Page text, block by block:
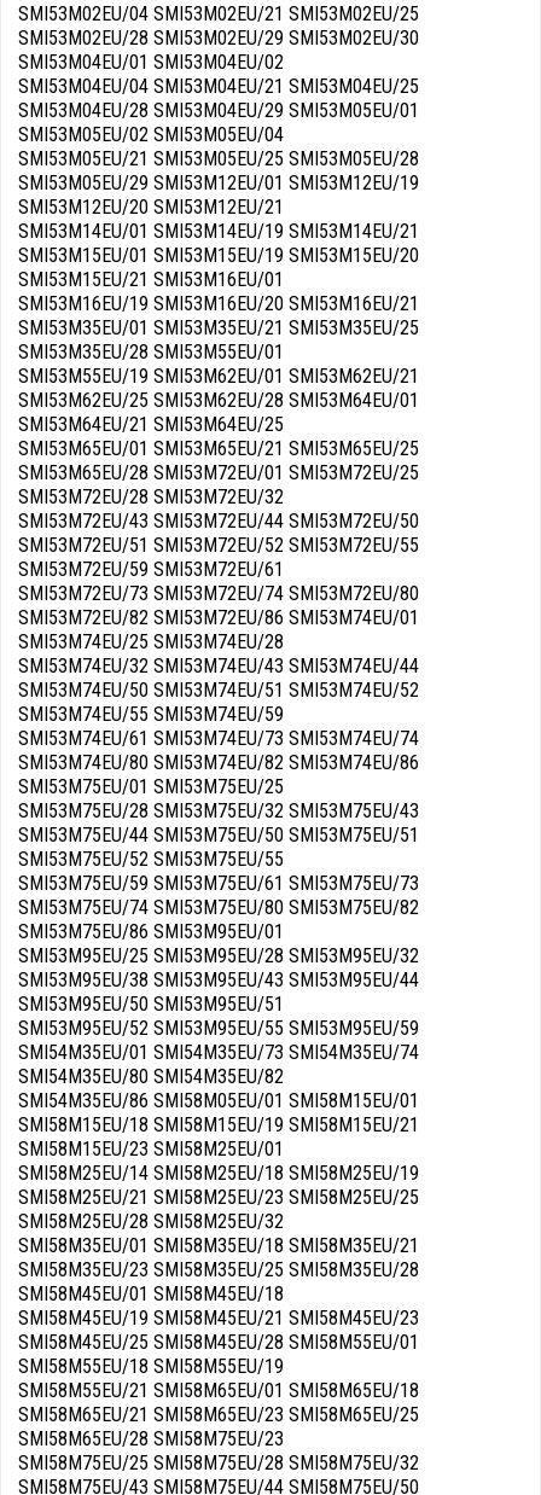
SMI53M02EU/04 SMI53M02EU/21 SMI53M02EU/25
SMI53M02EU/28 SMI53M02EU/29 SMI53M02EU/30
SMI53M04EU/01 SMI53M04EU/02
SMI53M04EU/04 SMI53M04EU/21 SMI53M04EU/25
SMI53M04EU/28 SMI53M04EU/29 SMI53M05EU/01
SMI53M05EU/02 SMI53M05EU/04
SMI53M05EU/21 SMI53M05EU/25 SMI53M05EU/28
SMI53M05EU/29 SMI53M12EU/01 SMI53M12EU/19
SMI53M12EU/20 SMI53M12EU/21
SMI53M14EU/01 SMI53M14EU/19 SMI53M14EU/21
SMI53M15EU/01 SMI53M15EU/19 SMI53M15EU/20
SMI53M15EU/21 SMI53M16EU/01
SMI53M16EU/19 SMI53M16EU/20 SMI53M16EU/21
SMI53M35EU/01 SMI53M35EU/21 SMI53M35EU/25
SMI53M35EU/28 SMI53M55EU/01
SMI53M55EU/19 SMI53M62EU/01 SMI53M62EU/21
SMI53M62EU/25 SMI53M62EU/28 SMI53M64EU/01
SMI53M64EU/21 SMI53M64EU/25
SMI53M65EU/01 SMI53M65EU/21 SMI53M65EU/25
SMI53M65EU/28 SMI53M72EU/01 SMI53M72EU/25
SMI53M72EU/28 SMI53M72EU/32
SMI53M72EU/43 SMI53M72EU/44 SMI53M72EU/50
SMI53M72EU/51 SMI53M72EU/52 SMI53M72EU/55
SMI53M72EU/59 SMI53M72EU/61
SMI53M72EU/73 SMI53M72EU/74 SMI53M72EU/80
SMI53M72EU/82 SMI53M72EU/86 SMI53M74EU/01
SMI53M74EU/25 SMI53M74EU/28
SMI53M74EU/32 SMI53M74EU/43 SMI53M74EU/44
SMI53M74EU/50 SMI53M74EU/51 SMI53M74EU/52
SMI53M74EU/55 SMI53M74EU/59
SMI53M74EU/61 SMI53M74EU/73 SMI53M74EU/74
SMI53M74EU/80 SMI53M74EU/82 SMI53M74EU/86
SMI53M75EU/01 SMI53M75EU/25
SMI53M75EU/28 SMI53M75EU/32 SMI53M75EU/43
SMI53M75EU/44 SMI53M75EU/50 SMI53M75EU/51
SMI53M75EU/52 SMI53M75EU/55
SMI53M75EU/59 SMI53M75EU/61 SMI53M75EU/73
SMI53M75EU/74 SMI53M75EU/80 SMI53M75EU/82
SMI53M75EU/86 SMI53M95EU/01
SMI53M95EU/25 SMI53M95EU/28 SMI53M95EU/32
SMI53M95EU/38 SMI53M95EU/43 SMI53M95EU/44
SMI53M95EU/50 SMI53M95EU/51
SMI53M95EU/52 SMI53M95EU/55 SMI53M95EU/59
SMI54M35EU/01 SMI54M35EU/73 SMI54M35EU/74
SMI54M35EU/80 SMI54M35EU/82
SMI54M35EU/86 SMI58M05EU/01 SMI58M15EU/01
SMI58M15EU/18 SMI58M15EU/19 SMI58M15EU/21
SMI58M15EU/23 SMI58M25EU/01
SMI58M25EU/14 SMI58M25EU/18 SMI58M25EU/19
SMI58M25EU/21 SMI58M25EU/23 SMI58M25EU/25
SMI58M25EU/28 SMI58M25EU/32
SMI58M35EU/01 SMI58M35EU/18 SMI58M35EU/21
SMI58M35EU/23 SMI58M35EU/25 SMI58M35EU/28
SMI58M45EU/01 SMI58M45EU/18
SMI58M45EU/19 SMI58M45EU/21 SMI58M45EU/23
SMI58M45EU/25 SMI58M45EU/28 SMI58M55EU/01
SMI58M55EU/18 SMI58M55EU/19
SMI58M55EU/21 SMI58M65EU/01 SMI58M65EU/18
SMI58M65EU/21 SMI58M65EU/23 SMI58M65EU/25
SMI58M65EU/28 SMI58M75EU/23
SMI58M75EU/25 SMI58M75EU/28 SMI58M75EU/32
SMI58M75EU/43 SMI58M75EU/44 SMI58M75EU/50